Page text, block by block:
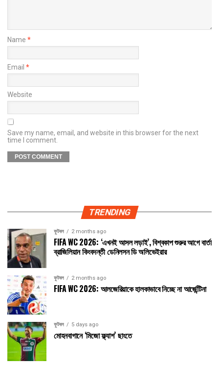
Name *
Email *
Website
Save my name, email, and website in this browser for the next
time I comment.
TRENDING
ফুটবল 2 months ago
FIFA WC 2026: ‘এখনই আসল লড়াই’, বিশ্বকাপ শুরুর আগে বার্তা
ব্রাজিলিয়ান কিংবদন্তী ডেনিলসন ডি অলিভেইরার
ফুটবল 2 months ago
FIFA WC 2026: আলজেরিয়াকে হালকাভাবে নিচ্ছে না আর্জেন্টিনা
ফুটবল 5 days ago
মোহনবাগানে ‘মিজো ফ্ল্যাশ’ ছাংতে